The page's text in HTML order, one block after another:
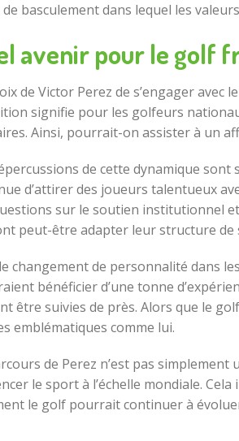
basculement dans lequel les
avenir pour le golf
de Victor Perez de s’engager
signifie pour les golfeurs
Ainsi, pourrait-on assister à un
de cette dynamique
d’attirer des joueurs talentueux
sur le soutien institutionnel
peut-être adapter leur structure
changement de personnalité dans
bénéficier d’une tonne
être suivies de près. Alors que le
emblématiques comme lui.
de Perez n’est pas
le sport à l’échelle mondiale.
le golf pourrait continuer à